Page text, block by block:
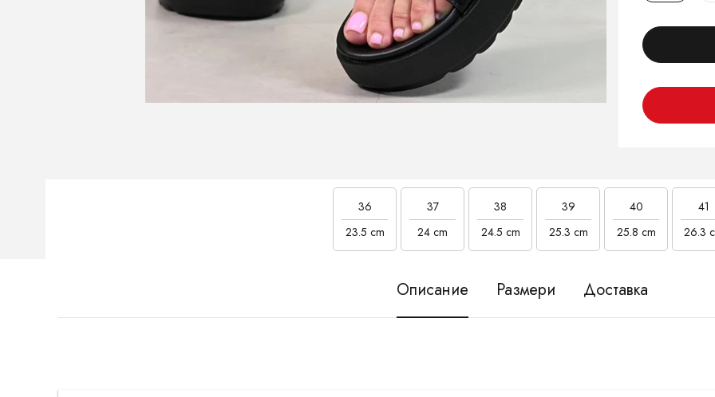
36
23.5 cm
37
24 cm
38
24.5 cm
39
25.3 cm
40
25.8 cm
41
26.3
Описание Размери Доставка